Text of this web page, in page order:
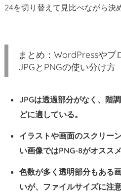
24を切り替えて見比べながら決
まとめ：WordPressやブ
JPGとPNGの使い分け方
JPGは透過部分がなく、階
どに適している。
イラストや画面のスクリー
い画像ではPNG-8がオススメ
色数が多く透明部分もある
いが、ファイルサイズに注意